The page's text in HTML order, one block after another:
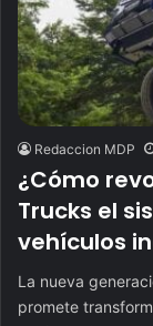
Redaccion MDP
¿Cómo
Trucks el
vehículos
La nueva
promete